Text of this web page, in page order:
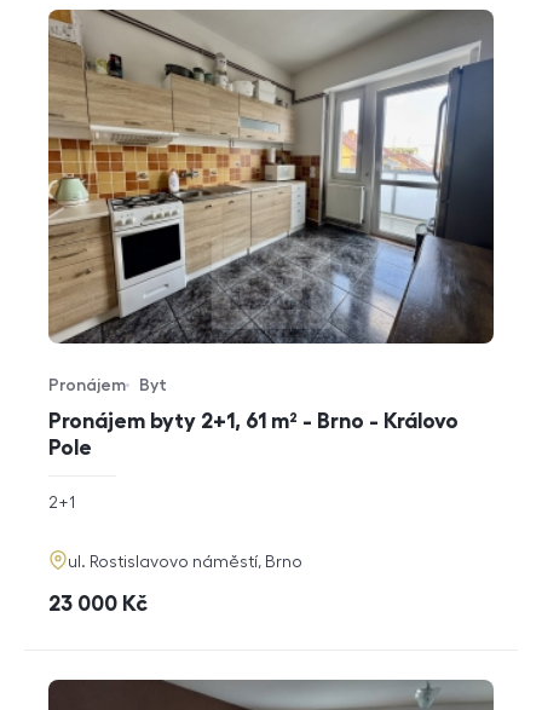
Pronájem byty 2+1, 61 m² - Brno - Královo
Pole
Typ nabídky
Pronájem
Typ nemovitosti
Byt
rozměry
dispozice
2+1
adresa
ul. Rostislavovo náměstí, Brno
cena
23 000 Kč